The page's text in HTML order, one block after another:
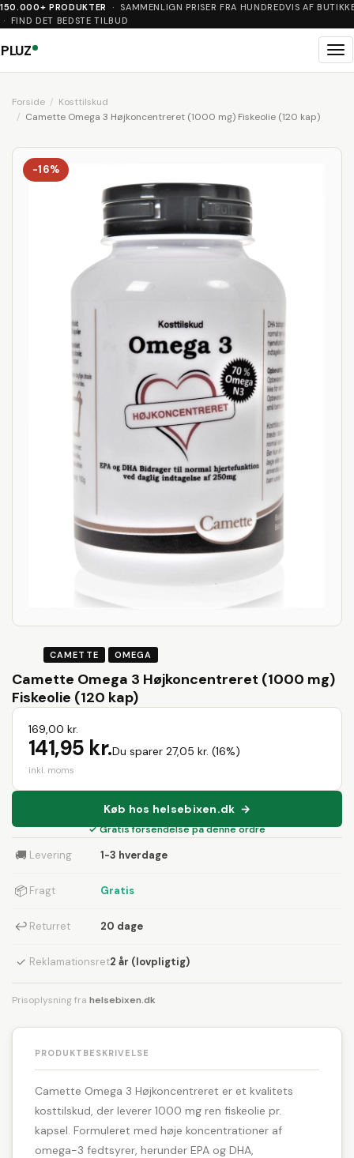
150.000+ PRODUKTER
· SAMMENLIGN PRISER FRA HUNDREDVIS AF
· FIND DET BEDSTE TILBUD
PLUZ
Forside
Kosttilskud
Camette Omega 3 Højkoncentreret (1000 mg) Fiskeolie (120 kap)
-16%
CAMETTE OMEGA
Camette Omega 3 Højkoncentreret (1000 mg)
Fiskeolie (120 kap)
169,00 kr.
141,95 kr.Du sparer 27,05 kr. (16%)
inkl. moms
Køb hos helsebixen.dk →
✓ Gratis forsendelse på denne ordre
🚚 Levering 1-3 hverdage
📦 Fragt Gratis
↩ Returret 20 dage
✓ Reklamationsret2 år (lovpligtig)
Prisoplysning fra helsebixen.dk
PRODUKTBESKRIVELSE
Camette Omega 3 Højkoncentreret er et kvalitets
kosttilskud, der leverer 1000 mg ren fiskeolie pr.
kapsel. Formuleret med høje koncentrationer af
omega-3 fedtsyrer, herunder EPA og DHA,